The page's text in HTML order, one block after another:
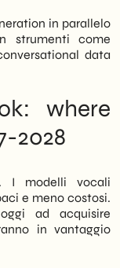
in parallelo
strumenti come
data
where
2028
I modelli vocali
e meno costosi.
ad acquisire
in vantaggio